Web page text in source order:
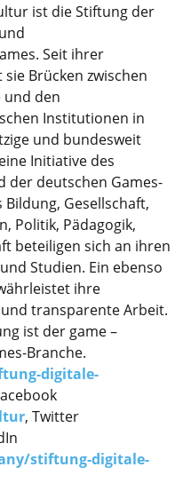
ist die Stiftung der
Seit ihrer
Brücken zwischen
und den
Institutionen in
und bundesweit
Initiative des
der deutschen Games-
Gesellschaft,
Politik, Pädagogik,
beteiligen sich an ihren
Studien. Ein ebenso
ihre
transparente Arbeit.
ist der game –
Branche.
digitale-
, Twitter
stiftung-digitale-